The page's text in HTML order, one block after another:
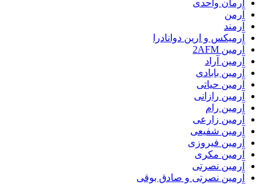
آرمان واحدی
آرمن
آرمند
آرمیکس و ارین دوانادرا
آرمین 2AFM
آرمین آراد
آرمین بابادی
آرمین حیاتی
آرمین رازانی
آرمین رام
آرمین زارعی
آرمین شفیعی
آرمین فیروزی
آرمین مکری
آرمین نصرتی
آرمین نصرتی و صادق بوقی